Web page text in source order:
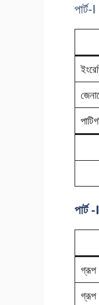
পার্ট-I
পার্ট
গ্রূপ
গ্রূপ